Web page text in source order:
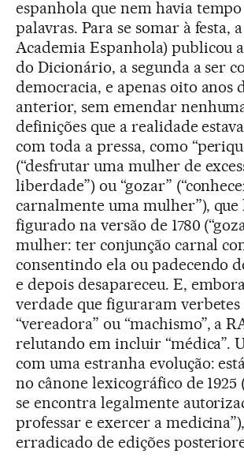
espanhola que nem havia
palavras. Para se somar à festa,
Academia Espanhola) publicou a
do Dicionário, a segunda a ser
democracia, e apenas oito anos
anterior, sem emendar
definições que a realidade
com toda a pressa, como
(“desfrutar uma mulher de
liberdade”) ou “gozar”
carnalmente uma mulher”), que
figurado na versão de 1780
mulher: ter conjunção carnal
consentindo ela ou padecendo
e depois desapareceu. E,
verdade que figuraram verbetes
“vereadora” ou “machismo”, a
relutando em incluir “médica”.
com uma estranha evolução:
no cânone lexicográfico de 1925
se encontra legalmente
professar e exercer a
erradicado de edições